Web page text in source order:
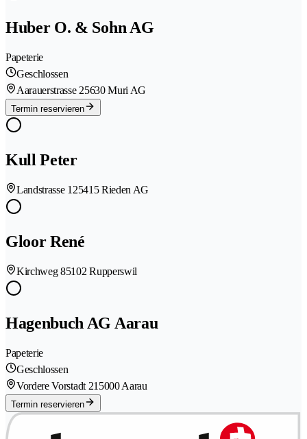
Huber O. & Sohn AG
Papeterie
Geschlossen
Aarauerstrasse 25630 Muri AG
Termin reservieren
Kull Peter
Landstrasse 125415 Rieden AG
Gloor René
Kirchweg 85102 Rupperswil
Hagenbuch AG Aarau
Papeterie
Geschlossen
Vordere Vorstadt 21 5000 Aarau
Termin reservieren